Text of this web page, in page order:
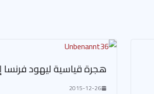
هجرة قياسية ليهود فرنسا
2015-12-26